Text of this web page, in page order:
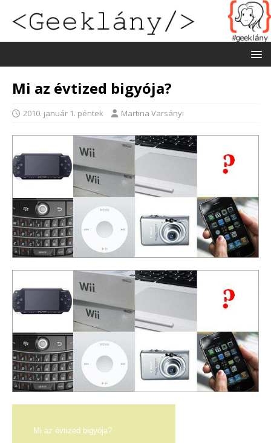
Mi az évtized bigyója?
2010. január 1. péntek Martina Varsányi
Mi az évtized bigyója?